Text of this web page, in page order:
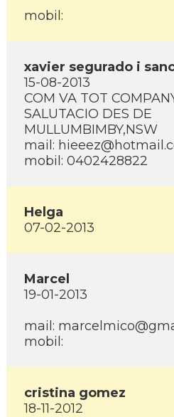
mobil:
xavier segurado i
15-08-2013
COM VA TOT
SALUTACIO DES DE
MULLUMBIMBY,NSW
mail:
mobil: 0402428822
Helga
07-02-2013
Marcel
19-01-2013
mail:
mobil:
cristina gomez
18-11-2012